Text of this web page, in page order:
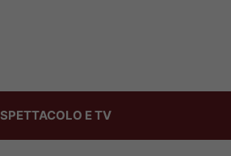
SPETTACOLO E TV